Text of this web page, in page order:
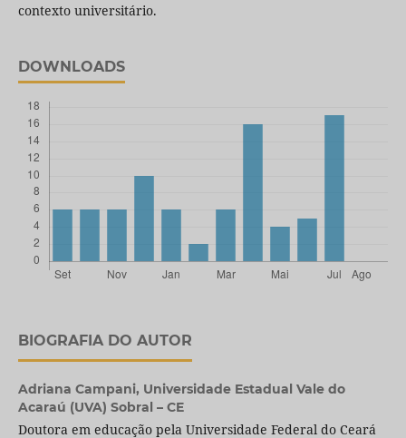
contexto universitário.
DOWNLOADS
BIOGRAFIA DO AUTOR
Adriana Campani, Universidade Estadual Vale do
Acaraú (UVA) Sobral – CE
Doutora em educação pela Universidade Federal do Ceará